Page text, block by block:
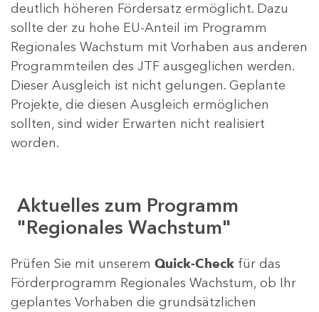
deutlich höheren Fördersatz ermöglicht. Dazu
sollte der zu hohe EU-Anteil im Programm
Regionales Wachstum mit Vorhaben aus anderen
Programmteilen des JTF ausgeglichen werden.
Dieser Ausgleich ist nicht gelungen. Geplante
Projekte, die diesen Ausgleich ermöglichen
sollten, sind wider Erwarten nicht realisiert
worden.
Aktuelles zum Programm
"Regionales Wachstum"
Prüfen Sie mit unserem Quick-Check für das
Förderprogramm Regionales Wachstum, ob Ihr
geplantes Vorhaben die grundsätzlichen